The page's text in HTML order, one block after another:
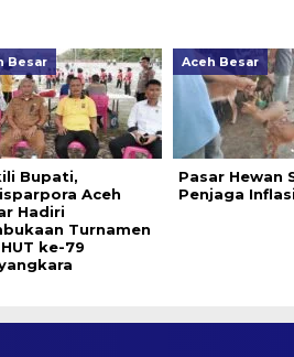
Besar
Bupati,
Aceh
Hadiri
Turnamen
ke-79
Aceh Besar
Pasar Hewan
Penjaga